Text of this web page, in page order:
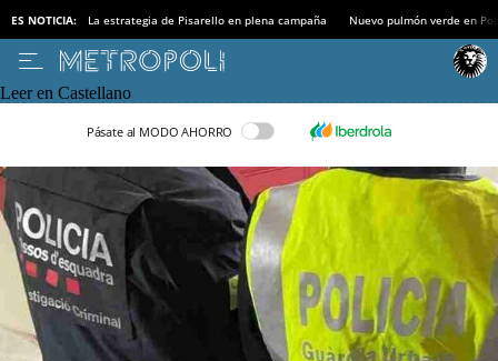
ES NOTICIA: La estrategia de Pisarello en plena campaña Nuevo pulmón verde en
Leer en Castellano
Pásate al MODO AHORRO